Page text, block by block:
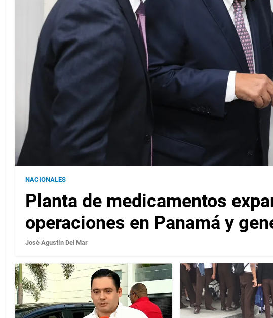
NACIONALES
Planta de medicamentos
operaciones en Panamá y
José Agustín Del Mar